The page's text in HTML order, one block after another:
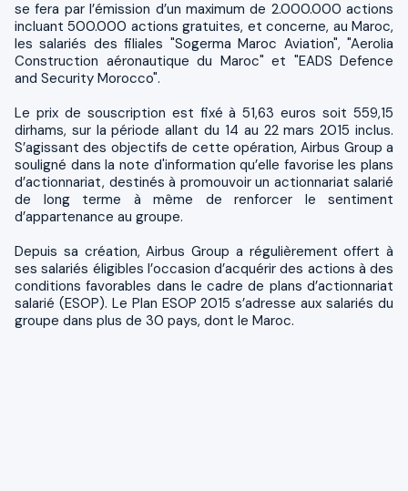
se fera par l’émission d’un maximum de 2.000.000 actions
incluant 500.000 actions gratuites, et concerne, au Maroc,
les salariés des filiales "Sogerma Maroc Aviation", "Aerolia
Construction aéronautique du Maroc" et "EADS Defence
and Security Morocco".
Le prix de souscription est fixé à 51,63 euros soit 559,15
dirhams, sur la période allant du 14 au 22 mars 2015 inclus.
S’agissant des objectifs de cette opération, Airbus Group a
souligné dans la note d'information qu’elle favorise les plans
d’actionnariat, destinés à promouvoir un actionnariat salarié
de long terme à même de renforcer le sentiment
d’appartenance au groupe.
Depuis sa création, Airbus Group a régulièrement offert à
ses salariés éligibles l’occasion d’acquérir des actions à des
conditions favorables dans le cadre de plans d’actionnariat
salarié (ESOP). Le Plan ESOP 2015 s’adresse aux salariés du
groupe dans plus de 30 pays, dont le Maroc.